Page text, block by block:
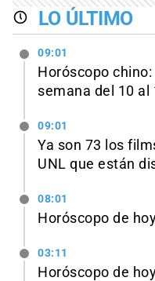
LO ÚLTIMO
09:01
Horóscopo
semana del 10 al
09:01
Ya son 73 los
UNL que están
08:01
Horóscopo de
03:11
Horóscopo de